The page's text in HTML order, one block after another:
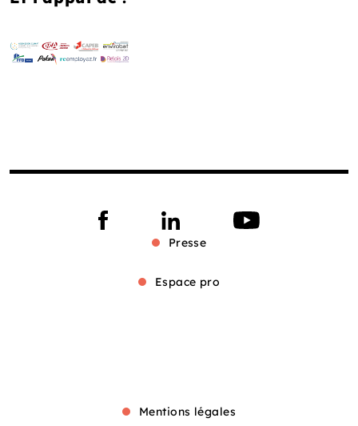
Presse
Espace pro
Mentions légales